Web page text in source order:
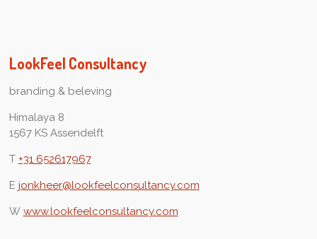
LookFeel Consultancy
branding & beleving
Himalaya 8
1567 KS Assendelft
T +31 652617967
E jonkheer@lookfeelconsultancy.com
W www.lookfeelconsultancy.com